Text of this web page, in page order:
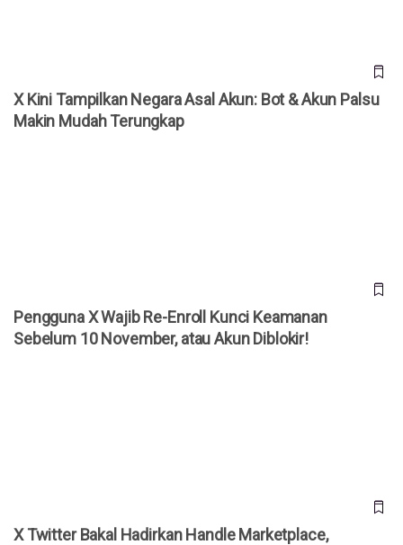
X Kini Tampilkan Negara Asal Akun: Bot & Akun Palsu
Makin Mudah Terungkap
Pengguna X Wajib Re-Enroll Kunci Keamanan
Sebelum 10 November, atau Akun Diblokir!
X Twitter Bakal Hadirkan Handle Marketplace,